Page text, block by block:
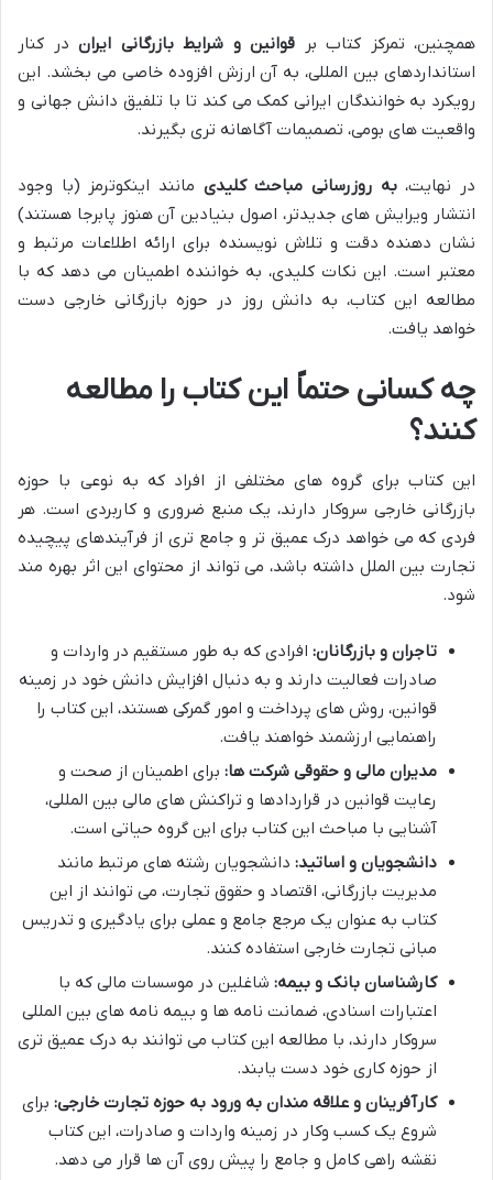
همچنین، تمرکز کتاب بر قوانین و شرایط بازرگانی ایران در کنار
استانداردهای بین المللی، به آن ارزش افزوده خاصی می بخشد. این
رویکرد به خوانندگان ایرانی کمک می کند تا با تلفیق دانش جهانی و
واقعیت های بومی، تصمیمات آگاهانه تری بگیرند.
در نهایت،به روزرسانی مباحث کلیدی مانند اینکوترمز (با وجود
انتشار ویرایش های جدیدتر، اصول بنیادین آن هنوز پابرجا هستند)
نشان دهنده دقت و تلاش نویسنده برای ارائه اطلاعات مرتبط و
معتبر است. این نکات کلیدی، به خواننده اطمینان می دهد که با
مطالعه این کتاب، به دانش روز در حوزه بازرگانی خارجی دست
خواهد یافت.
چه کسانی حتماً این کتاب را مطالعه
کنند؟
این کتاب برای گروه های مختلفی از افراد که به نوعی با حوزه
بازرگانی خارجی سروکار دارند، یک منبع ضروری و کاربردی است. هر
فردی که می خواهد درک عمیق تر و جامع تری از فرآیندهای پیچیده
تجارت بین الملل داشته باشد، می تواند از محتوای این اثر بهره مند
شود.
تاجران و بازرگانان: افرادی که به طور مستقیم در واردات و
صادرات فعالیت دارند و به دنبال افزایش دانش خود در زمینه
قوانین، روش های پرداخت و امور گمرکی هستند، این کتاب را
راهنمایی ارزشمند خواهند یافت.
مدیران مالی و حقوقی شرکت ها: برای اطمینان از صحت و
رعایت قوانین در قراردادها و تراکنش های مالی بین المللی،
آشنایی با مباحث این کتاب برای این گروه حیاتی است.
دانشجویان و اساتید: دانشجویان رشته های مرتبط مانند
مدیریت بازرگانی، اقتصاد و حقوق تجارت، می توانند از این
کتاب به عنوان یک مرجع جامع و عملی برای یادگیری و تدریس
مبانی تجارت خارجی استفاده کنند.
کارشناسان بانک و بیمه: شاغلین در موسسات مالی که با
اعتبارات اسنادی، ضمانت نامه ها و بیمه نامه های بین المللی
سروکار دارند، با مطالعه این کتاب می توانند به درک عمیق تری
از حوزه کاری خود دست یابند.
کارآفرینان و علاقه مندان به ورود به حوزه تجارت خارجی: برای
شروع یک کسب وکار در زمینه واردات و صادرات، این کتاب
نقشه راهی کامل و جامع را پیش روی آن ها قرار می دهد.